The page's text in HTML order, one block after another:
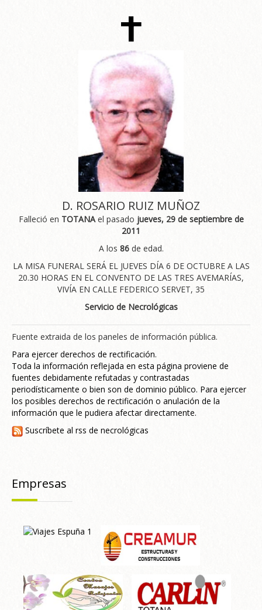
D. ROSARIO RUIZ MUÑOZ
Falleció en TOTANAel pasado jueves, 29 de septiembre de
2011
A los 86de edad.
LA MISA FUNERAL SERÁ EL JUEVES DÍA 6 DE OCTUBRE A LAS
20.30 HORAS EN EL CONVENTO DE LAS TRES AVEMARÍAS,
VIVÍA EN CALLE FEDERICO SERVET, 35
Servicio de Necrológicas
Fuente extraida de los paneles de información pública.
Para ejercer derechos de rectificación.
Toda la información reflejada en esta página proviene de
fuentes debidamente refutadas y contrastadas
periodísticamente o bien son de dominio público. Para ejercer
los posibles derechos de rectificación o anulación de la
información que le pudiera afectar directamente.
Suscríbete al rss de necrológicas
Empresas